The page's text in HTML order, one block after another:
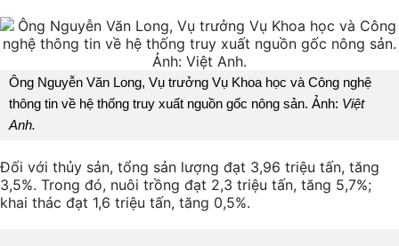
Ông Nguyễn Văn Long, Vụ trưởng Vụ Khoa học và Công nghệ
thông tin về hệ thống truy xuất nguồn gốc nông sản. Ảnh: Việt
Anh.
Đối với thủy sản, tổng sản lượng đạt 3,96 triệu tấn, tăng
3,5%. Trong đó, nuôi trồng đạt 2,3 triệu tấn, tăng 5,7%;
khai thác đạt 1,6 triệu tấn, tăng 0,5%.